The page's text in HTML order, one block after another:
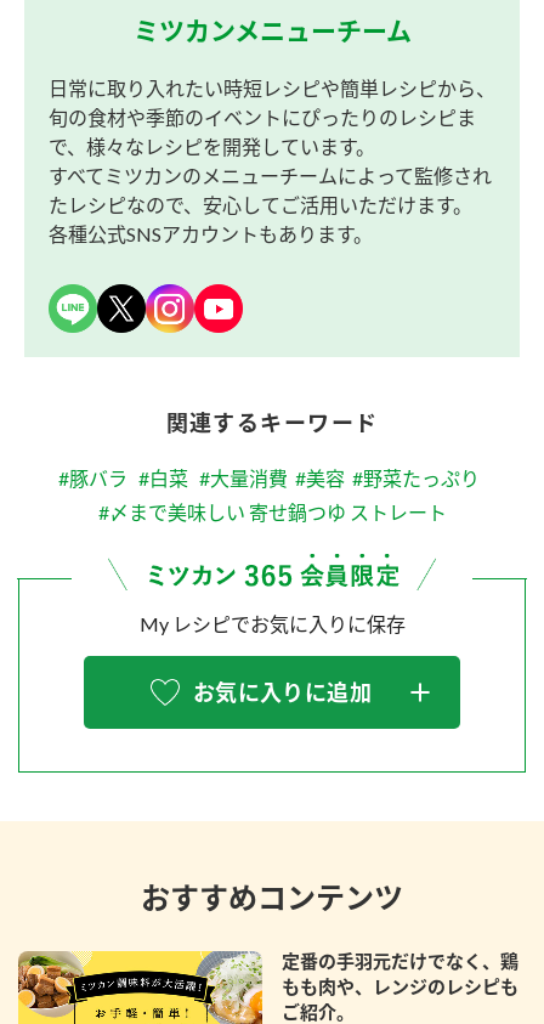
ミツカンメニューチーム
日常に取り入れたい時短レシピや簡単レシピから、
旬の食材や季節のイベントにぴったりのレシピま
で、様々なレシピを開発しています。
すべてミツカンのメニューチームによって監修され
たレシピなので、安心してご活用いただけます。
各種公式SNSアカウントもあります。
関連するキーワード
#豚バラ #白菜 #大量消費 #美容 #野菜たっぷり
#〆まで美味しい 寄せ鍋つゆ ストレート
My レシピでお気に入りに保存
お気に入りに追加
おすすめコンテンツ
定番の手羽元だけでなく、鶏
もも肉や、レンジのレシピも
ご紹介。